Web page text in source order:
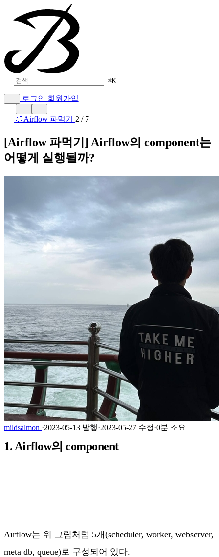
⌘K
로그인 회원가입
🍖Airflow 파먹기 2 / 7
[Airflow 파먹기] Airflow의 component는
어떻게 실행될까?
mildsalmon ·2023-05-13 발행·2023-05-27 수정·0분 소요
1. Airflow의 component
Airflow는 위 그림처럼 5개(scheduler, worker, webserver,
meta db, queue)로 구성되어 있다.